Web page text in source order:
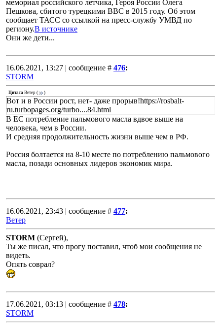
мемориал российского летчика, Героя России Олега
Пешкова, сбитого турецкими ВВС в 2015 году. Об этом
сообщает ТАСС со ссылкой на пресс-службу УМВД по
региону.В источнике
Они же дети...
16.06.2021, 13:27 | сообщение # 476:
STORM
Цитата Ветер ( )
Вот и в России рост, нет- даже прорыв!https://rosbalt-
ru.turbopages.org/turbo....84.html
В ЕС потребление пальмового масла вдвое выше на
человека, чем в России.
И средняя продолжительность жизни выше чем в РФ.
Россия болтается на 8-10 месте по потреблению пальмового
масла, позади основных лидеров экономик мира.
16.06.2021, 23:43 | сообщение # 477:
Ветер
STORM (Сергей),
Ты же писал, что прогу поставил, чтоб мои сообщения не
видеть.
Опять соврал?
17.06.2021, 03:13 | сообщение # 478:
STORM